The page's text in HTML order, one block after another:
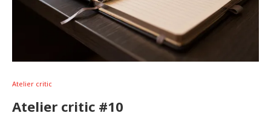
Atelier critic
Atelier critic #10